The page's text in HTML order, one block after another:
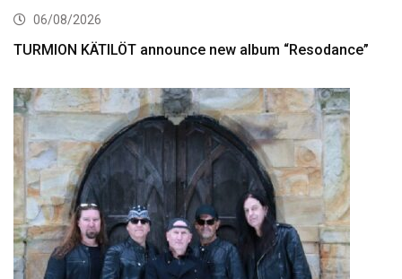
06/08/2026
TURMION KÄTILÖT announce new album “Resodance”